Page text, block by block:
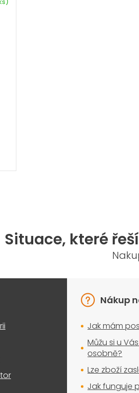
Situace, které
Nákup
Jak mám
Můžu si u
osobně?
Lze zboží
Jak funguje